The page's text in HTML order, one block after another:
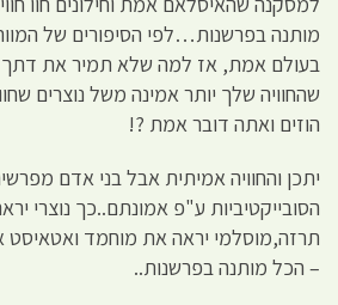
מותנה בפרשנות…לפי הסיפורים של
בעולם אמת, אז למה שלא תמיר את דתך
שהחוויה שלך יותר אמינה משל נוצרים
הוזים ואתה דובר אמת ?!
יתכן והחוויה אמיתית אבל בני אדם
הסובייקטיביות ע"פ אמונתם..כך נוצרי
תרזה,מוסלמי יראה את מוחמד ואטאיסט
– הכל מותנה בפרשנות..